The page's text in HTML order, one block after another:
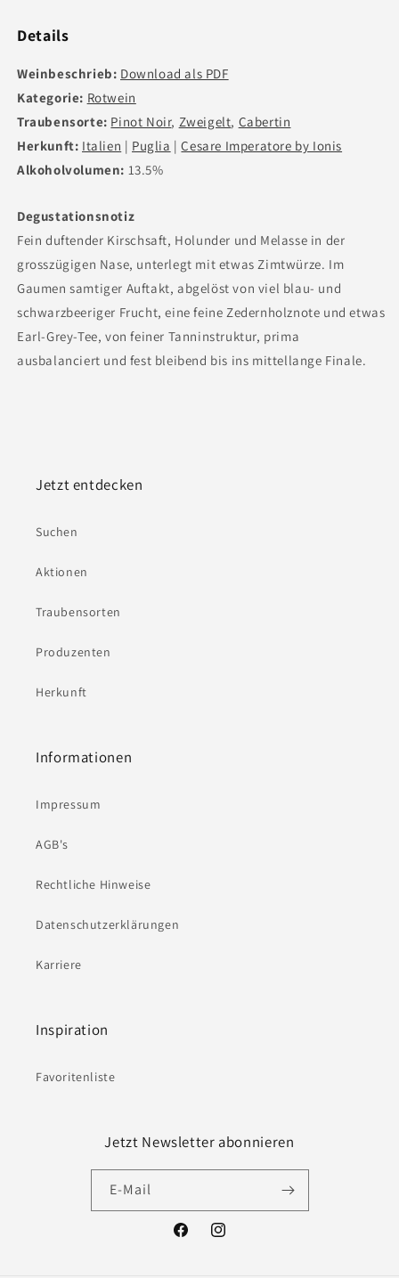
Details
Weinbeschrieb: Download als PDF
Kategorie: Rotwein
Traubensorte: Pinot Noir, Zweigelt, Cabertin
Herkunft: Italien | Puglia |Cesare Imperatore by Ionis
Alkoholvolumen: 13.5%
Degustationsnotiz
Fein duftender Kirschsaft, Holunder und Melasse in der
grosszügigen Nase, unterlegt mit etwas Zimtwürze. Im
Gaumen samtiger Auftakt, abgelöst von viel blau- und
schwarzbeeriger Frucht, eine feine Zedernholznote und etwas
Earl-Grey-Tee, von feiner Tanninstruktur, prima
ausbalanciert und fest bleibend bis ins mittellange Finale.
Jetzt entdecken
Suchen
Aktionen
Traubensorten
Produzenten
Herkunft
Informationen
Impressum
AGB's
Rechtliche Hinweise
Datenschutzerklärungen
Karriere
Inspiration
Favoritenliste
Jetzt Newsletter abonnieren
E-Mail
FacebookInstagram